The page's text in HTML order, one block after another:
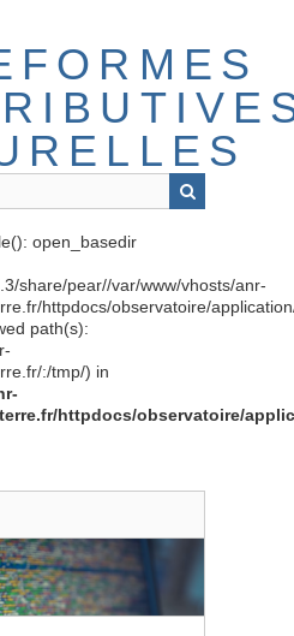
open_basedir
share/pear//var/www/vhosts/anr-
httpdocs/observatoire/
path(s):
:/tmp/) in
httpdocs/observatoire/